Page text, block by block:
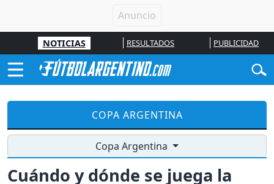
NOTICIAS RESULTADOS PUBLICIDAD
COPA ARGENTINA
Copa Argentina
Cuándo y dónde se juega la